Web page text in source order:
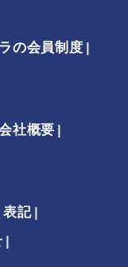
の会員制度
社概要
表記